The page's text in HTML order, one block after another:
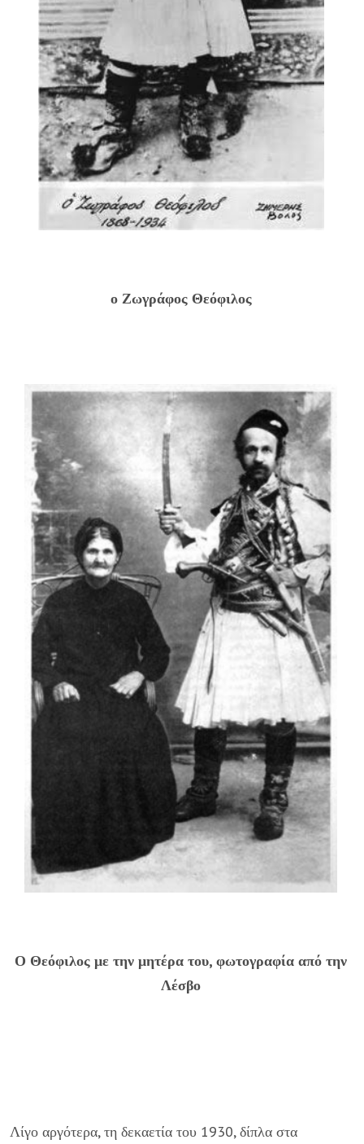
ο Ζωγράφος Θεόφιλος
Ο Θεόφιλος με την μητέρα του, φωτογραφία από την
Λέσβο
Λίγο αργότερα, τη δεκαετία του 1930, δίπλα στα